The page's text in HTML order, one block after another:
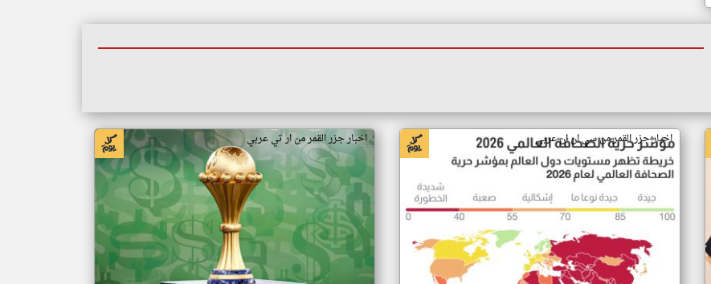
اخبار جزر القمر من سي ان ان عربي اخبار جزر القمر من ار تي عربي